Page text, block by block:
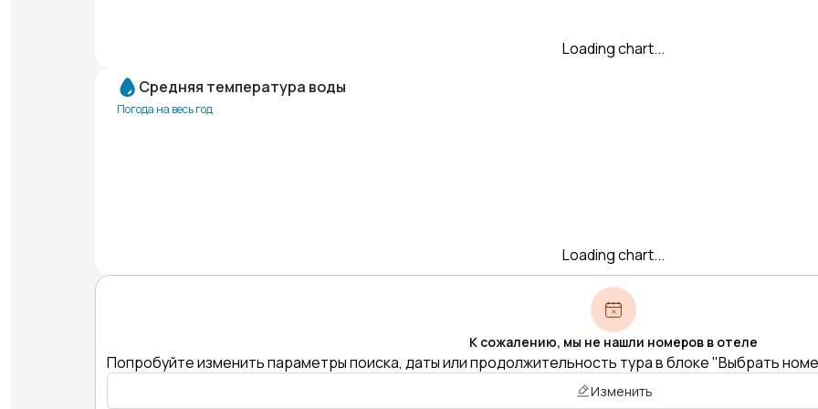
Loading chart...
Средняя температура воды
Погода на весь год
Loading chart...
К сожалению, мы не нашли номеров в отеле
Попробуйте изменить параметры поиска, даты или продолжительность тура в блоке "Выбрать
Изменить